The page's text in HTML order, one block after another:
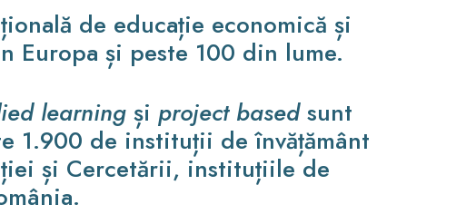
de educație economică și
și peste 100 din lume.
learning și project basedsunt
1.900 de instituții de învățământ
și Cercetării, instituțiile de